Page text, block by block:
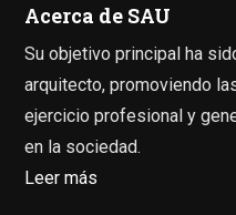
Acerca de SAU
Su objetivo principal ha
arquitecto, promoviendo
ejercicio profesional y
en la sociedad.
Leer más